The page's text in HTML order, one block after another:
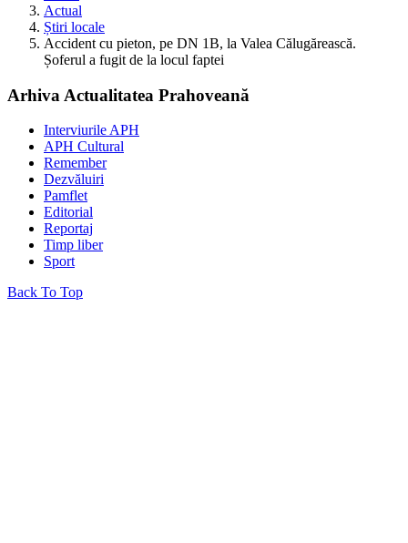
Actual
Știri locale
Accident cu pieton, pe DN 1B, la Valea Călugărească.
Șoferul a fugit de la locul faptei
Arhiva Actualitatea Prahoveană
Interviurile APH
APH Cultural
Remember
Dezvăluiri
Pamflet
Editorial
Reportaj
Timp liber
Sport
Back To Top